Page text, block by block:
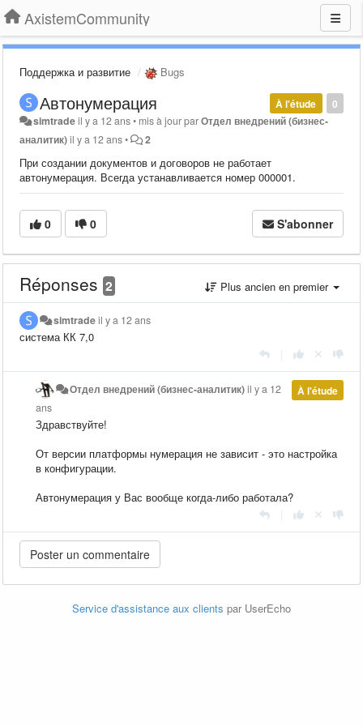
AxistemCommunity
Поддержка и развитие Bugs
0
À l'étude
Автонумерация
simtradeil y a 12 ans• mis à jour parОтдел внедрений (бизнес-
аналитик)il y a 12 ans• 2
При создании документов и договоров не работает
автонумерация. Всегда устанавливается номер 000001.
0 0 S'abonner
Réponses 2 Plus ancien en premier
simtradeil y a 12 ans
система КК 7,0
À l'étude
Отдел внедрений (бизнес-аналитик)il y a 12
ans
Здравствуйте!
От версии платформы нумерация не зависит - это настройка
в конфигурации.
Автонумерация у Вас вообще когда-либо работала?
Service d'assistance aux clients par UserEcho